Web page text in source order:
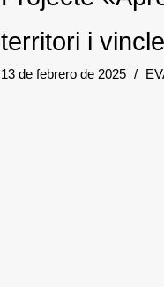
territori i
13 de febrero de 2025 /